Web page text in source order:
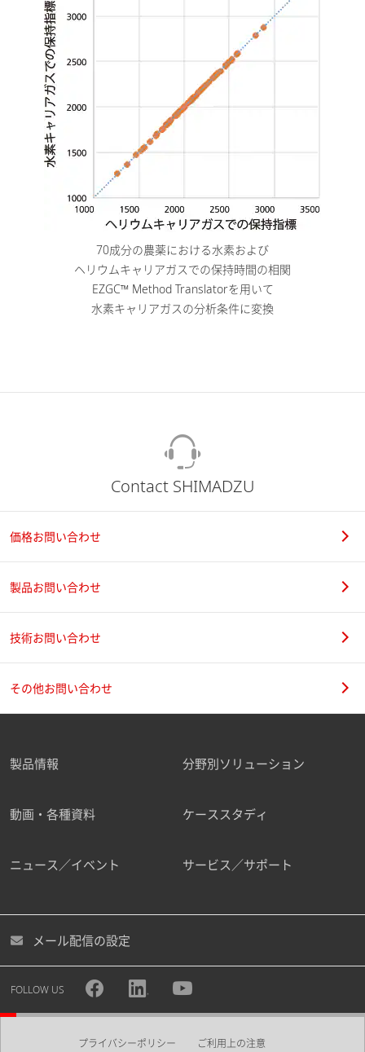
70成分の農薬における水素および
ヘリウムキャリアガスでの保持時間の相関
EZGC™ Method Translatorを用いて
水素キャリアガスの分析条件に変換
Contact SHIMADZU
価格お問い合わせ
製品お問い合わせ
技術お問い合わせ
その他お問い合わせ
製品情報 分野別ソリューション
動画・各種資料 ケーススタディ
ニュース／イベント サービス／サポート
メール配信の設定
FOLLOW US
プライバシーポリシー ご利用上の注意